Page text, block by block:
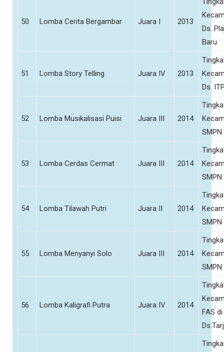
50 Lomba Cerita Bergambar Juara I 2013
Ds.
Baru
51 Lomba Story Telling Juara IV 2013
Ds.
52 Lomba Musikalisasi Puisi Juara III 2014
SMPN
53 Lomba Cerdas Cermat Juara III 2014
SMPN
54 Lomba Tilawah Putri Juara II 2014
SMPN
55 Lomba Menyanyi Solo Juara III 2014
SMPN
56 Lomba Kaligrafi Putra Juara IV 2014
FAS di